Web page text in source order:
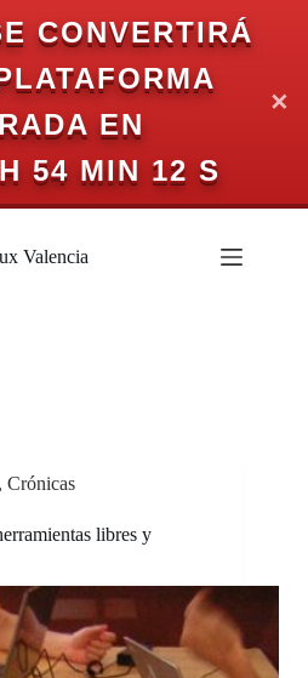
CONVERTIRÁ
EN
54 MIN 11 S
✕
Valencia
, Crónicas
libres y